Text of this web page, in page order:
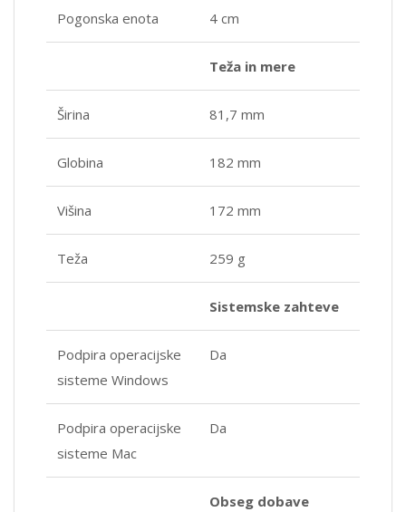
Pogonska enota 4 cm
Teža in mere
Širina 81,7 mm
Globina 182 mm
Višina 172 mm
Teža 259 g
Sistemske zahteve
Podpira operacijske
sisteme Windows
Da
Podpira operacijske
sisteme Mac
Da
Obseg dobave